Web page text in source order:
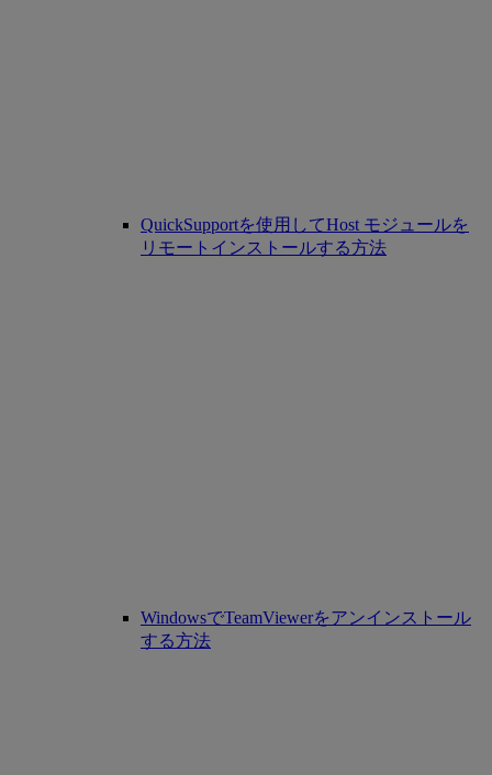
QuickSupportを使用してHost モジュールを
リモートインストールする方法
WindowsでTeamViewerをアンインストール
する方法